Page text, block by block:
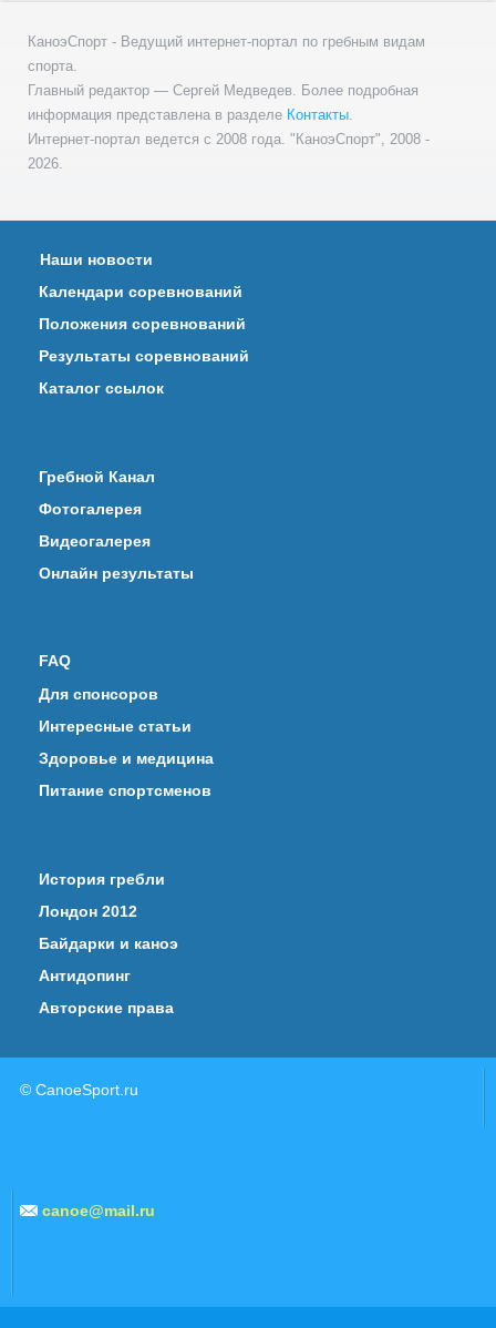
КаноэСпорт - Ведущий интернет-портал по гребным видам
спорта.
Главный редактор — Сергей Медведев. Более подробная
информация представлена в разделе Контакты
Интернет-портал ведется с 2008 года. "КаноэСпорт", 2008 -
2026.
Наши новости
Календари соревнований
Положения соревнований
Результаты соревнований
Каталог ссылок
Гребной Канал
Фотогалерея
Видеогалерея
Онлайн результаты
FAQ
Для спонсоров
Интересные статьи
Здоровье и медицина
Питание спортсменов
История гребли
Лондон 2012
Байдарки и каноэ
Антидопинг
Авторские права
© CanoeSport.ru
canoe@mail.ru